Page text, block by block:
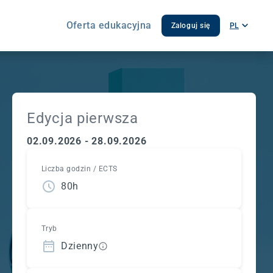
Oferta edukacyjna Zaloguj się PL
Edycja pierwsza
02.09.2026 - 28.09.2026
Liczba godzin / ECTS
80h
Tryb
Dzienny